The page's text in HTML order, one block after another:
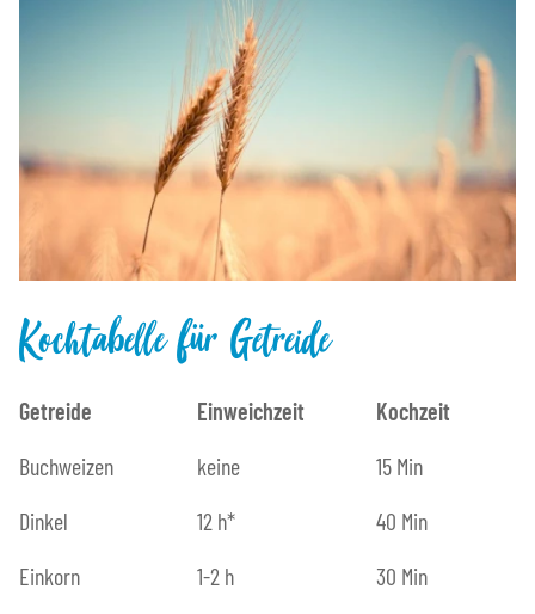
Kochtabelle für Getreide
Getreide
Buchweizen
Dinkel
Einkorn
Einweichzeit
keine
12 h*
1-2 h
Kochzeit
15 Min
40 Min
30 Min